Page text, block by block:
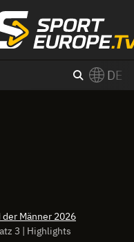
DE
Männer 2026
3 | Highlights